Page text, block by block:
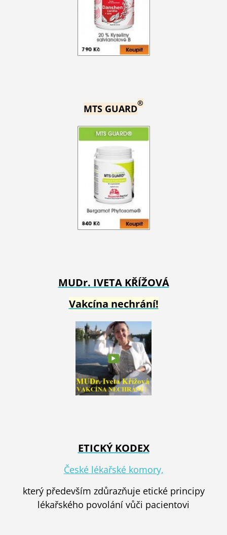
MTS GUARD®
MUDr. IVETA KŘÍŽOVÁ
Vakcína nechrání!
ETICKÝ KODEX
České lékařské komory,
který především zdůrazňuje etické principy
lékařského povolání vůči pacientovi